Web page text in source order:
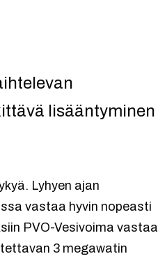
lisääntyminen
Lyhyen ajan
vastaa hyvin nopeasti
PVO-Vesivoima vastaa
3 megawatin